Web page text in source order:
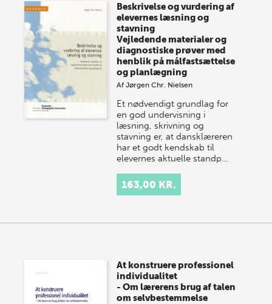
onsdag den 10. j…
Beskrivelse og vurdering af
elevernes læsning og
stavning
Vejledende materialer og
diagnostiske prøver med
henblik på målfastsættelse
og planlægning
AfJørgen Chr. Nielsen
Et nødvendigt grundlag for
en god undervisning i
læsning, skrivning og
stavning er, at dansklæreren
har et godt kendskab til
elevernes aktuelle standp…
163,00 KR.
At konstruere professionel
individualitet
- Om lærerens brug af talen
om selvbestemmelse